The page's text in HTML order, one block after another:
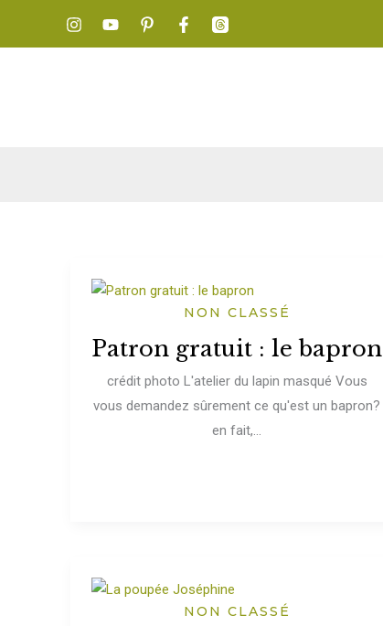
NON CLASSÉ
Patron gratuit : le bapron
crédit photo L'atelier du lapin masqué Vous
vous demandez sûrement ce qu'est un bapron?
en fait,...
NON CLASSÉ